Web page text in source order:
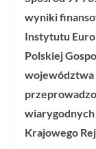
wyniki
Instytutu
Polskiej
województwa
wiarygodnych
Krajowego